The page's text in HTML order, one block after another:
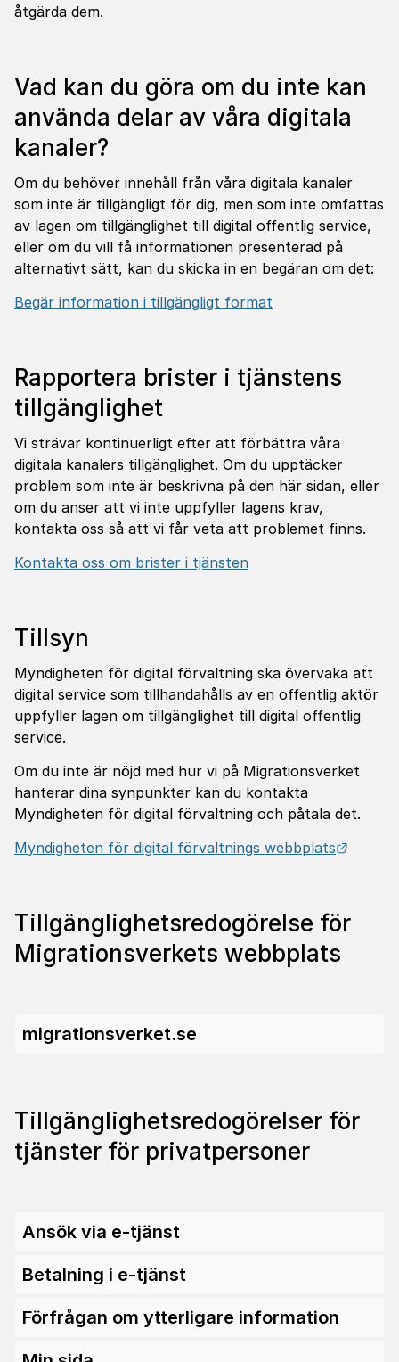
åtgärda dem.
Vad kan du göra om du inte kan
använda delar av våra digi­tala
kanaler?
Om du behöver innehåll från våra digitala kanaler
som inte är tillgängligt för dig, men som inte omfattas
av lagen om tillgänglighet till digital offentlig service,
eller om du vill få informationen presenterad på
alternativt sätt, kan du skicka in en begäran om det:
Begär information i tillgängligt format
Rappor­tera brister i tjäns­tens
till­gäng­lighet
Vi strävar kontinuerligt efter att förbättra våra
digitala kanalers tillgänglighet. Om du upptäcker
problem som inte är beskrivna på den här sidan, eller
om du anser att vi inte uppfyller lagens krav,
kontakta oss så att vi får veta att problemet finns.
Kontakta oss om brister i tjänsten
Tillsyn
Myndigheten för digital förvaltning ska övervaka att
digital service som tillhandahålls av en offentlig aktör
uppfyller lagen om tillgänglighet till digital offentlig
service.
Om du inte är nöjd med hur vi på Migrationsverket
hanterar dina synpunkter kan du kontakta
Myndigheten för digital förvaltning och påtala det.
Myndigheten för digital förvaltnings webbplats
Tillgänglighetsredogörelse för
Migrationsverkets webbplats
migrationsverket.se
Till­gäng­lig­hets­re­do­gö­relser för
tjänster för privat­per­soner
Ansök via e-tjänst
Betalning i e-tjänst
Förfrågan om ytterligare information